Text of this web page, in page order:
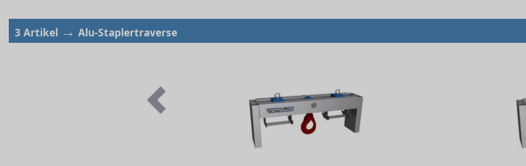
3 Artikel → Alu-Staplertraverse